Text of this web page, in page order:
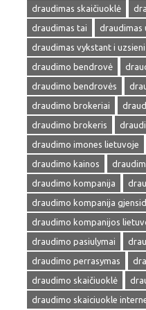
draudimas skaičiuoklė
draudimas tai
draudimas
draudimas vykstant i uzsieni
draudimo bendrovė
draudimo bendrovės
draudimo brokeriai
draudimo brokeris
draudimo imones lietuvoje
draudimo kainos
draudimo kompanija
draudimo kompanija
draudimo kompanijos
draudimo pasiulymai
draudimo perrasymas
draudimo skaičiuoklė
draudimo skaiciuokle